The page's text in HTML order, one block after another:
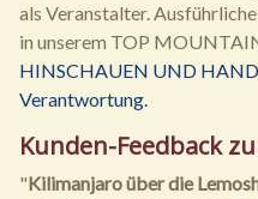
als Veranstalter.
in unserem TOP
HINSCHAUEN UND
Verantwortung.
Kunden-Feedback
"Kilimanjaro über die